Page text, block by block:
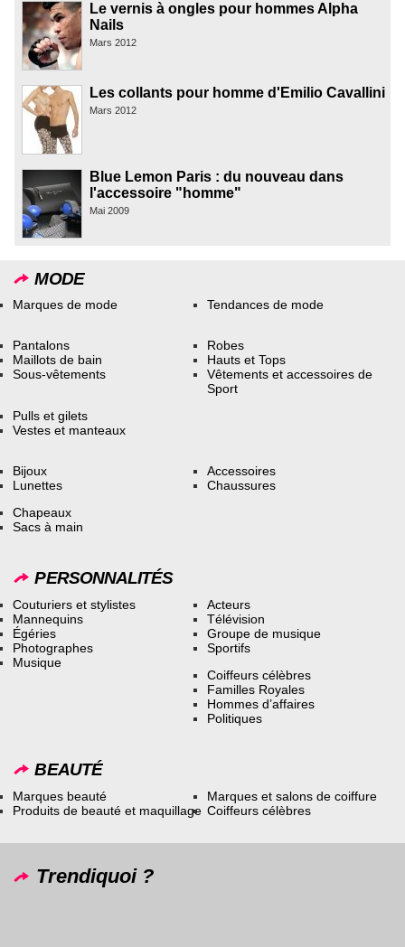
Le vernis à ongles pour hommes Alpha
Nails
Mars 2012
Les collants pour homme d'Emilio Cavallini
Mars 2012
Blue Lemon Paris : du nouveau dans
l'accessoire "homme"
Mai 2009
MODE
Marques de mode Tendances de mode
Pantalons
Maillots de bain
Sous-vêtements
Robes
Hauts et Tops
Vêtements et accessoires de
Sport
Pulls et gilets
Vestes et manteaux
Bijoux
Lunettes
Accessoires
Chaussures
Chapeaux
Sacs à main
PERSONNALITÉS
Couturiers et stylistes
Mannequins
Égéries
Photographes
Musique
Acteurs
Télévision
Groupe de musique
Sportifs
Coiffeurs célèbres
Familles Royales
Hommes d’affaires
Politiques
BEAUTÉ
Marques beauté
Produits de beauté et maquillage
Marques et salons de coiffure
Coiffeurs célèbres
Trendiquoi ?